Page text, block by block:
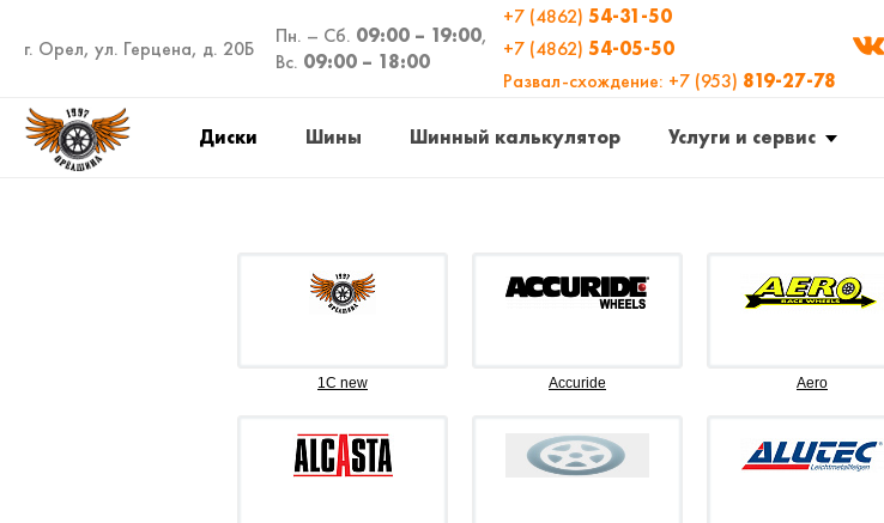
г. Орел, ул. Герцена, д. 20Б
Пн. – Сб. 09:00 – 19:00,
Вс. 09:00 – 18:00
+7 (4862) 54-31-50
+7 (4862) 54-05-50
Развал-схождение: +7 (953) 819-27-78
Диски Шины Шинный калькулятор Услуги и сервис
1C new Accuride Aero